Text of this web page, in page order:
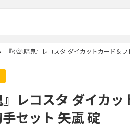
『桃源暗鬼』レコスタ ダイカットカード＆
』レコスタ ダイカッ
セット 矢颪 碇